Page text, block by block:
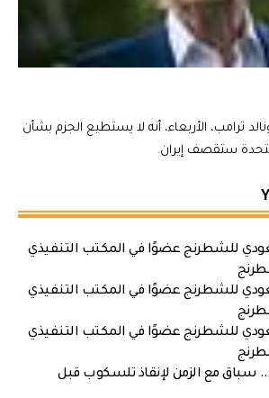
ترامب، الأربعاء، أنه لا يستطيع الجزم بشأن
ستقصف إيران.
للشطرنج عضوًا في المكتب التنفيذي
للشطرنج عضوًا في المكتب التنفيذي
للشطرنج عضوًا في المكتب التنفيذي
سباق مع الزمن لإنقاذ تلسكوب قبل